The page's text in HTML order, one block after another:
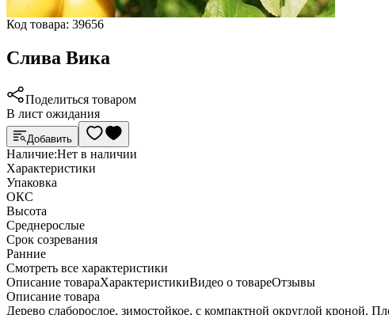
Код товара: 39656
Слива Вика
Поделиться товаром
В лист ожидания
Добавить
Наличие:Нет в наличии
Характеристики
Упаковка
ОКС
Высота
Среднерослые
Срок созревания
Ранние
Cмотреть все характеристики
Описание товараХарактеристикиВидео о товареОтзывы
Описание товара
Дерево слаборослое, зимостойкое, с компактной округлой